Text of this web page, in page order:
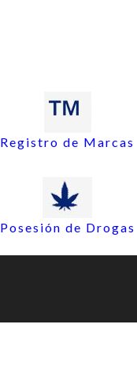
Registro de Marcas
Posesión de Drogas